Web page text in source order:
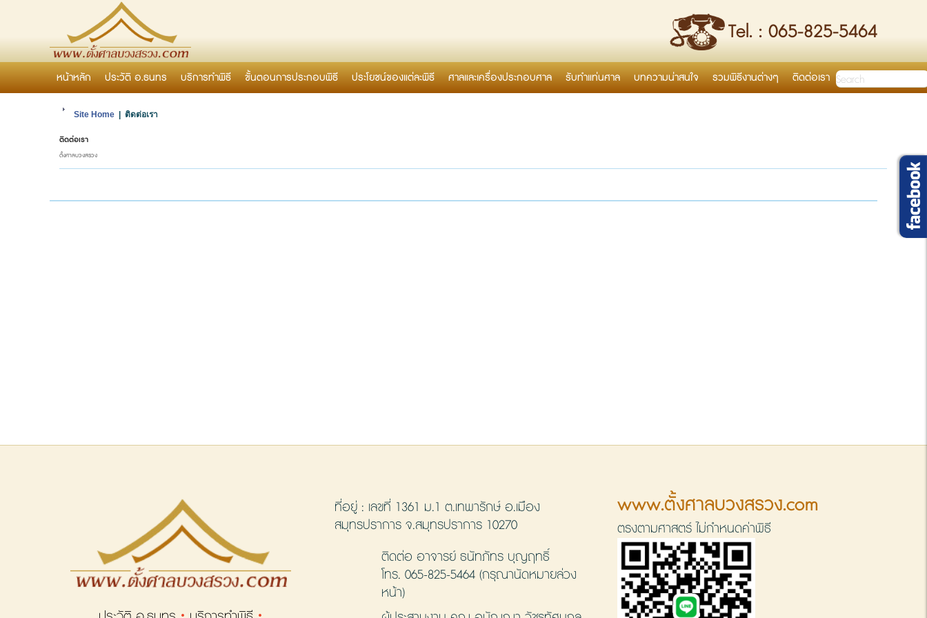
Tel. : 065-825-5464
หน้าหลัก ประวัติ อ.ธนทร บริการทำพิธี ขั้นตอนการประกอบพิธี ประโยชน์ของแต่ละพิธี ศาลและเครื่องประกอบศาล รับทำแท่นศาล บทความน่าสนใจ รวมพิธีงานต่างๆ ติดต่อเรา
Site Home | ติดต่อเรา
ติดต่อเรา
ตั้งศาลบวงสรวง
ที่อยู่ : เลขที่ 1361 ม.1 ต.เทพารักษ์ อ.เมือง
สมุทรปราการ จ.สมุทรปราการ 10270
ติดต่อ อาจารย์ ธนัทภัทร บุญฤทธิ์
โทร. 065-825-5464(กรุณานัดหมายล่วง
หน้า)
www.ตั้งศาลบวงสรวง.com
ตรงตามศาสตร์ ไม่กำหนดค่าพิธี